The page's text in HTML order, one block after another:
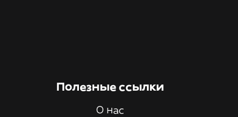
Полезные ссылки
О нас